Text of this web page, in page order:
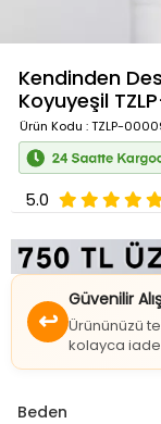
Kendinden
Koyuyeşil
Ürün Kodu : TZLP-
5.0
↩
Güvenilir
Ürününüzü
kolayca
Beden